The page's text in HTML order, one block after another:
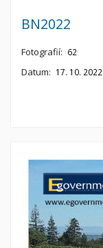
BN2022
Fotografií: 62
Datum: 17. 10. 2022